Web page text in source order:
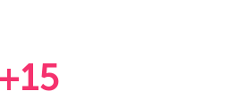
+15